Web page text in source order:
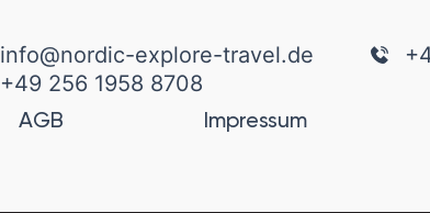
info@nordic-explore-travel.de
+49 256 1958 8708
AGB
Impressum